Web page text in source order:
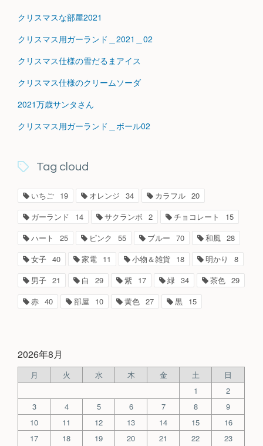
クリスマスな部屋2021
クリスマス用ガーランド＿2021＿02
クリスマス仕様の雪だるまアイス
クリスマス仕様のクリームソーダ
2021万歳サンタさん
クリスマス用ガーランド＿ボール02
Tag cloud
いちご 19 オレンジ 34 カラフル 20
ガーランド
14 サクランボ 2 チョコレート
15
ハート
25 ピンク 55 ブルー 70 和風 28
女子 40 家電 11 小物＆雑貨 18 明かり
8
男子 21 白 29 紫 17 緑 34 茶色 29
赤 40 部屋 10 黄色 27 黒 15
2026年8月
月 火 水 木 金 土
日
1
2
3
4 5 6 7 8
9
10
11 12 13 14 15
16
17
18 19 20 21 22
23